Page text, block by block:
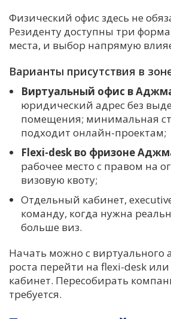
Физический офис здесь не
Резиденту доступны три
места, и выбор напрямую
Варианты присутствия в
Виртуальный офис в
юридический адрес без
помещения; минимальная
подходит онлайн-проектам;
Flexi-desk во фризоне
рабочее место с правом на
визовую квоту;
Отдельный кабинет,
команду, когда нужна
больше виз.
Начать можно с виртуального
роста перейти на flexi-desk
кабинет. Пересобирать
требуется.